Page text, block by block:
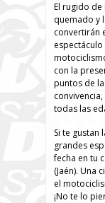
El rugido
quemado y
convertirán
con la
puntos de
todas las
Si te
grandes
fecha en tu
(Jaén). Una
el
¡No te lo